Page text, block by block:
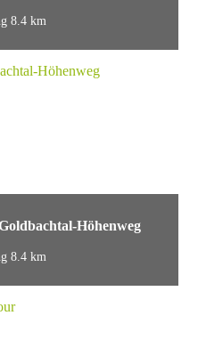
8.4 km
Höhenweg
8.4 km